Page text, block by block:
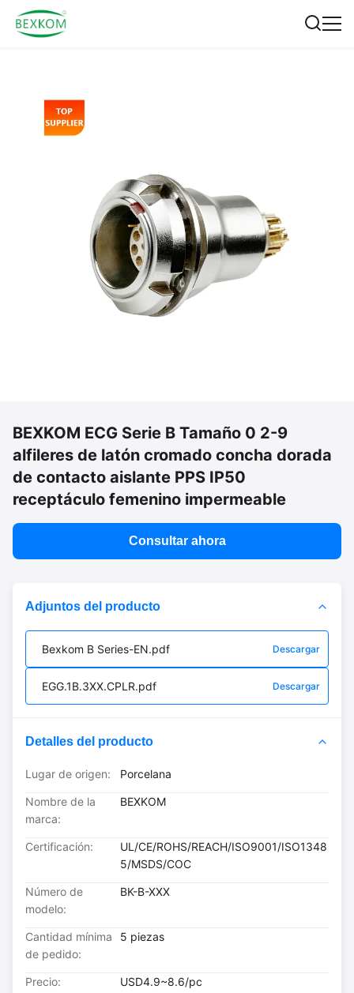
BEXKOM ECG Serie B Tamaño 0 2-9
alfileres de latón cromado concha dorada
de contacto aislante PPS IP50
receptáculo femenino impermeable
Consultar ahora
Adjuntos del producto
Bexkom B Series-EN.pdf Descargar
EGG.1B.3XX.CPLR.pdf Descargar
Detalles del producto
Lugar de origen: Porcelana
Nombre de la
marca:
BEXKOM
Certificación:
UL/CE/ROHS/REACH/ISO9001/ISO1348
5/MSDS/COC
Número de
modelo:
BK-B-XXX
Cantidad mínima
de pedido:
5 piezas
Precio: USD4.9~8.6/pc